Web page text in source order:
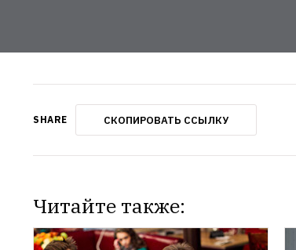
SHARE СКОПИРОВАТЬ ССЫЛКУ
Читайте также: